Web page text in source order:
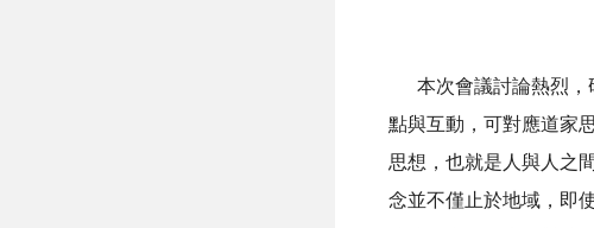
本次會議討論熱烈，
點與互動，可對應道家
思想，也就是人與人之
念並不僅止於地域，即